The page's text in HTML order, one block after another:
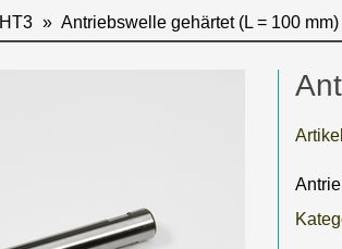
HT3 Antriebswelle gehärtet (L = 100 mm)